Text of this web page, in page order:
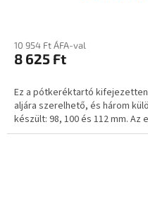
10 954 Ft ÁFA-val
8 625 Ft
Ez a pótkeréktartó
aljára szerelhető, és három
készült: 98, 100 és 112 mm. Az